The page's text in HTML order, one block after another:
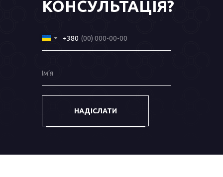
КОНСУЛЬТАЦІЯ?
+380
Ім’я
НАДІСЛАТИ